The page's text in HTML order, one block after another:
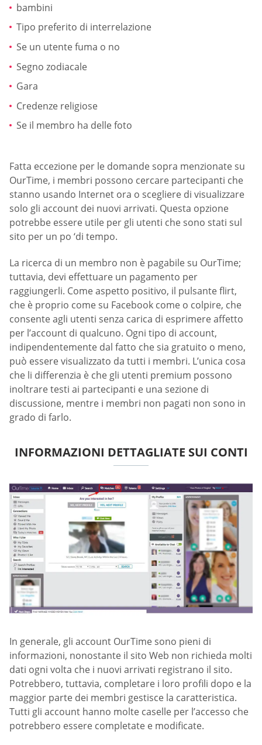
bambini
Tipo preferito di interrelazione
Se un utente fuma o no
Segno zodiacale
Gara
Credenze religiose
Se il membro ha delle foto
Fatta eccezione per le domande sopra menzionate su
OurTime, i membri possono cercare partecipanti che
stanno usando Internet ora o scegliere di visualizzare
solo gli account dei nuovi arrivati. Questa opzione
potrebbe essere utile per gli utenti che sono stati sul
sito per un po ‘di tempo.
La ricerca di un membro non è pagabile su OurTime;
tuttavia, devi effettuare un pagamento per
raggiungerli. Come aspetto positivo, il pulsante flirt,
che è proprio come su Facebook come o colpire, che
consente agli utenti senza carica di esprimere affetto
per l’account di qualcuno. Ogni tipo di account,
indipendentemente dal fatto che sia gratuito o meno,
può essere visualizzato da tutti i membri. L’unica cosa
che li differenzia è che gli utenti premium possono
inoltrare testi ai partecipanti e una sezione di
discussione, mentre i membri non pagati non sono in
grado di farlo.
INFORMAZIONI DETTAGLIATE SUI CONTI
In generale, gli account OurTime sono pieni di
informazioni, nonostante il sito Web non richieda molti
dati ogni volta che i nuovi arrivati registrano il sito.
Potrebbero, tuttavia, completare i loro profili dopo e la
maggior parte dei membri gestisce la caratteristica.
Tutti gli account hanno molte caselle per l’accesso che
potrebbero essere completate e modificate.